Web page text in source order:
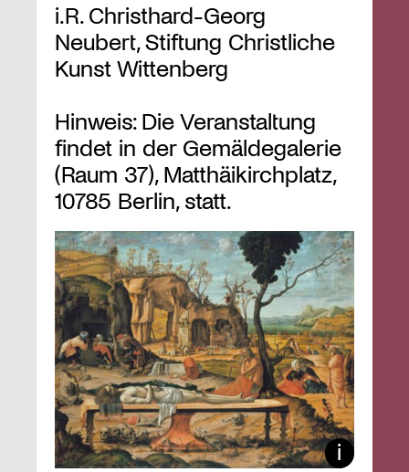
i.R. Christhard-Georg
Neubert, Stiftung Christliche
Kunst Wittenberg
Hinweis: Die Veranstaltung
findet in der Gemäldegalerie
(Raum 37), Matthäikirchplatz,
10785 Berlin, statt.